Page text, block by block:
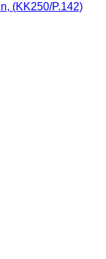
(KK250/P.142)